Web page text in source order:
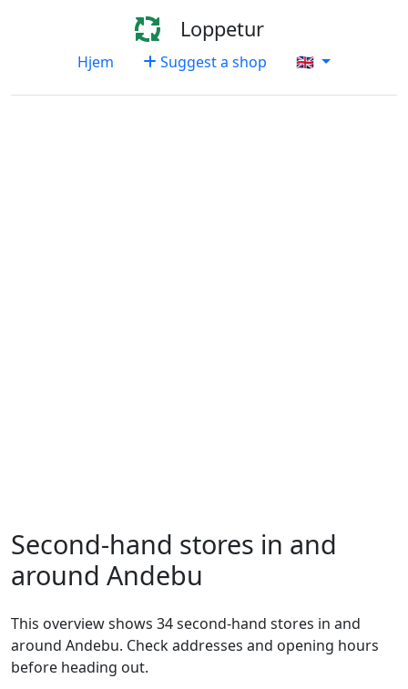
Loppetur
Hjem Suggest a shop 🇬🇧
Second-hand stores in and
around Andebu
This overview shows 34 second-hand stores in and
around Andebu. Check addresses and opening hours
before heading out.